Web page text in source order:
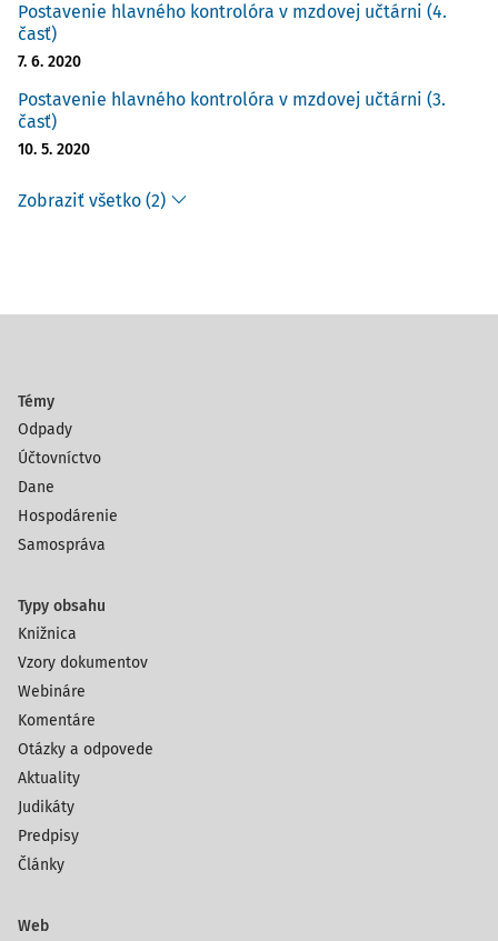
Postavenie hlavného kontrolóra v mzdovej učtárni (4.
časť)
7. 6. 2020
Postavenie hlavného kontrolóra v mzdovej učtárni (3.
časť)
10. 5. 2020
Zobraziť všetko (2)
Témy
Odpady
Účtovníctvo
Dane
Hospodárenie
Samospráva
Typy obsahu
Knižnica
Vzory dokumentov
Webináre
Komentáre
Otázky a odpovede
Aktuality
Judikáty
Predpisy
Články
Web